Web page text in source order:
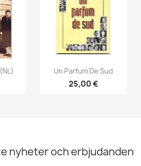
Snabbvy
Un Parfum De Sud
25,00 €
nyheter och erbjudanden